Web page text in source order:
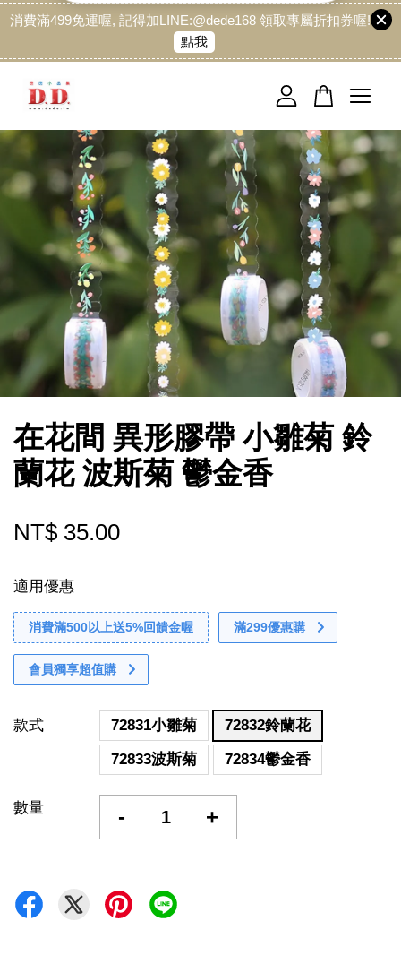
消費滿499免運喔, 記得加LINE:@dede168 領取專屬折扣券喔!
點我
在花間 異形膠帶 小雛菊 鈴
蘭花 波斯菊 鬱金香
NT$ 35.00
適用優惠
消費滿500以上送5%回饋金喔 滿299優惠購
會員獨享超值購
款式 72831小雛菊
72832鈴蘭花
72833波斯菊
72834鬱金香
數量 - +
您的購物車目前還是空的。
繼續購物